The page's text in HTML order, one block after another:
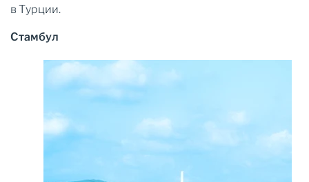
в Турции.
Стамбул